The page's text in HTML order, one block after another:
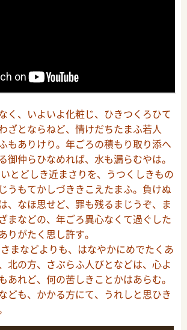
く、いよいよ化粧じ、ひきつくろひて
ざとならねど、情けだちたまふ若人
もありけり。年ごろの積もり取り添へ
御仲らひなめれば、水も漏らむやは。
とどしき近まさりを、うつくしきもの
うもてかしづききこえたまふ。負けぬ
、なほ思せど、罪も残るまじうぞ、ま
まなどの、年ごろ異心なくて過ぐした
りがたく思し許す。
まなどよりも、はなやかにめでたくあ
北の方、さぶらふ人びとなどは、心よ
あれど、何の苦しきことかはあらむ。
ども、かかる方にて、うれしと思ひき